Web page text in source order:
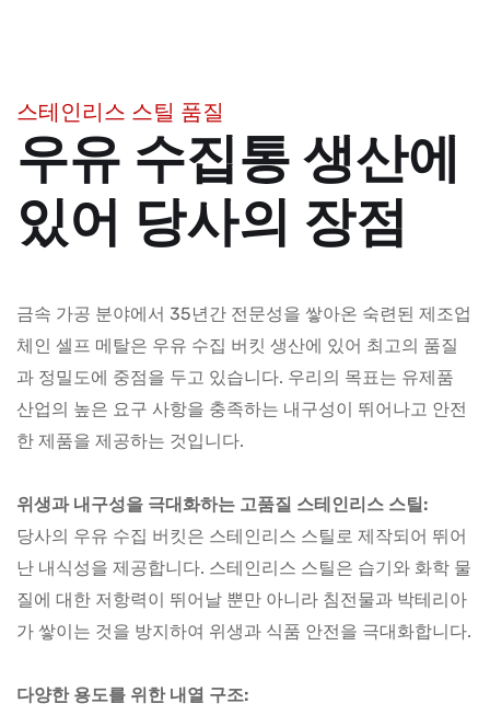
스테인리스 스틸 품질
우유 수집통 생산에
있어 당사의 장점
금속 가공 분야에서 35년간 전문성을 쌓아온 숙련된 제조업
체인 셀프 메탈은 우유 수집 버킷 생산에 있어 최고의 품질
과 정밀도에 중점을 두고 있습니다. 우리의 목표는 유제품
산업의 높은 요구 사항을 충족하는 내구성이 뛰어나고 안전
한 제품을 제공하는 것입니다.
위생과 내구성을 극대화하는 고품질 스테인리스 스틸:
당사의 우유 수집 버킷은 스테인리스 스틸로 제작되어 뛰어
난 내식성을 제공합니다. 스테인리스 스틸은 습기와 화학 물
질에 대한 저항력이 뛰어날 뿐만 아니라 침전물과 박테리아
가 쌓이는 것을 방지하여 위생과 식품 안전을 극대화합니다.
다양한 용도를 위한 내열 구조: